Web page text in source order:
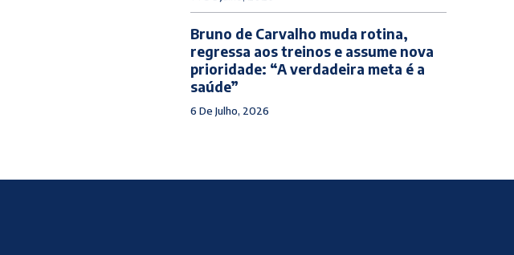
Bruno de Carvalho muda rotina,
regressa aos treinos e assume nova
prioridade: “A verdadeira meta é a
saúde”
6 De Julho, 2026